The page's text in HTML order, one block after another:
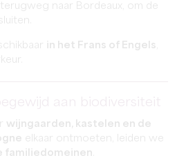
terugweg naar Bordeaux, om de
in het Frans of Engels
wijngaarden, kastelen en de
elkaar ontmoeten, leiden we
familiedomeinen